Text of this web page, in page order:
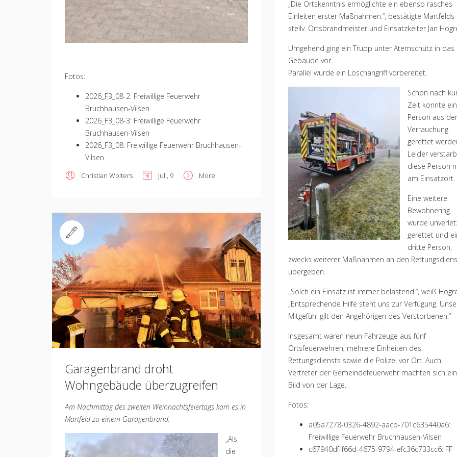
Fotos:
2026_F3_08-2: Freiwillige Feuerwehr
Bruchhausen-Vilsen
2026_F3_08-3: Freiwillige Feuerwehr
Bruchhausen-Vilsen
2026_F3_08: Freiwillige Feuerwehr Bruchhausen-
Vilsen
Christian Wolters Juli, 9 More
„Die Ortskenntnis ermöglichte ein ebenso rasches
Einleiten erster Maßnahmen.“, bestätigte Martfelds
stellv. Ortsbrandmeister und Einsatzkeiter Jan
Umgehend ging ein Trupp unter Atemschutz in das
Gebäude vor.
Parallel wurde ein Löschangriff vorbereitet.
Schon nach
Zeit konnte
Person aus der
Verrauchung
gerettet
Leider verstarb
diese Person
am Einsatzort.
Eine weitere
Bewohnering
wurde
gerettet und
dritte Person,
zwecks weiterer Maßnahmen an den
übergeben.
„Solch ein Einsatz ist immer belastend.“, weiß
„Entsprechende Hilfe steht uns zur Verfügung.
Mitgefühl gilt den Angehörigen des Verstorbenen.“
Insgesamt waren neun Fahrzeuge aus fünf
Ortsfeuerwehren, mehrere Einheiten des
Rettungsdiensts sowie die Polizei vor Ort. Auch
Vertreter der Gemeindefeuerwehr machten sich ein
Bild von der Lage.
Fotos:
a05a7278-0326-4892-aacb-701c635440a6:
Freiwillige Feuerwehr Bruchhausen-Vilsen
c67940df-f66d-4675-9794-efc36c733cc6: FF
Standard
Garagenbrand droht
Wohngebäude überzugreifen
Am Nachmittag des zweiten Weihnachtsfeiertags kam es in
Martfeld zu einem Garagenbrand.
„Als
die